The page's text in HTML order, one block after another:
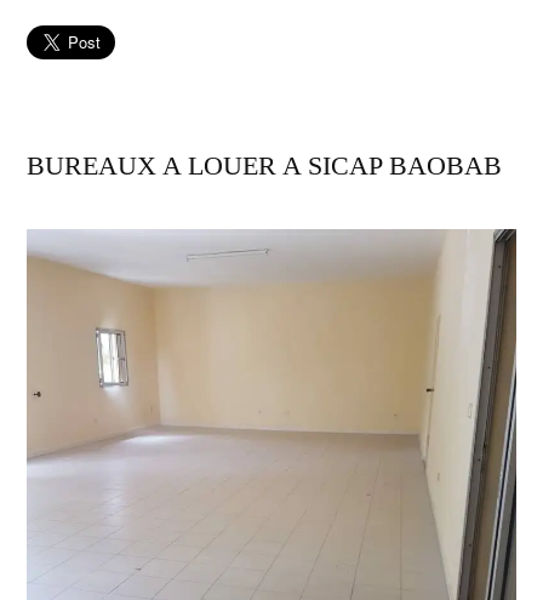
BUREAUX A LOUER A SICAP BAOBAB